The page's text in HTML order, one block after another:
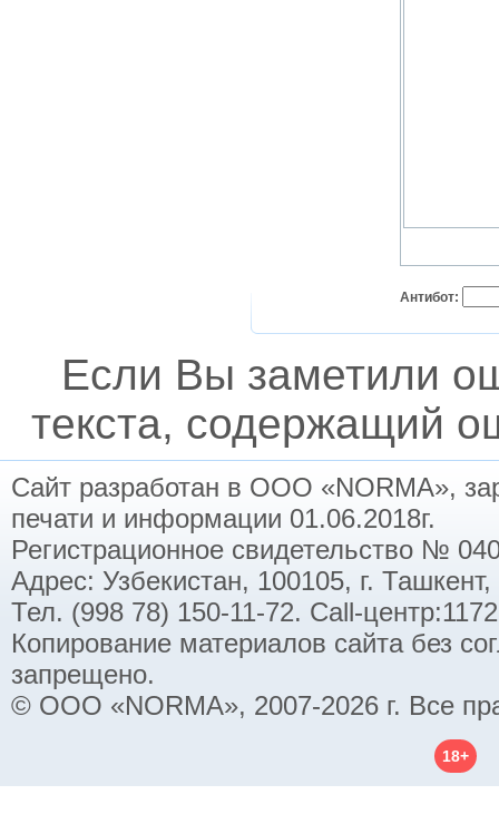
Антибот:
Если Вы заметили
текста, содержащий
Сайт разработан в ООО «NORMA»,
печати и информации 01.06.2018г.
Регистрационное свидетельство №
Адрес: Узбекистан, 100105, г.
Тел. (998 78) 150-11-72. Call-
Копирование материалов сайта без
запрещено.
© ООО «NORMA», 2007-2026 г. Все
18+